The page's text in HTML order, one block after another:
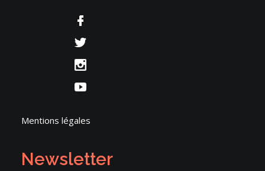
Mentions légales
Newsletter